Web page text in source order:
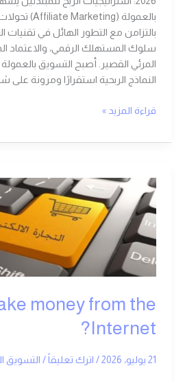
بالتزامن مع التطور الهائل في تقنيات
سلوك المستهلك الرقمي، والاعتماد
المرئي القصير. أصبح التسويق بالعمولة
النماذج الربحية استقرارًا ومرونة على
قراءة المزيد »
money from the
Internet?
21 يوليو، 2026 / اترك تعليقاً/ التسويق
How
to
make
money
from
the
Internet?